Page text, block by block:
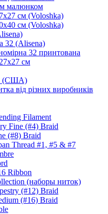
малюнком
см (Voloshka)
см (Voloshka)
32 (Alisena)
32 принтована
см
(США)
від різних виробників
Filament
Fine (#4) Braid
(#8) Braid
Thread #1, #5 & #7
Ribbon
(наборы ниток)
(#12) Braid
(#16) Braid